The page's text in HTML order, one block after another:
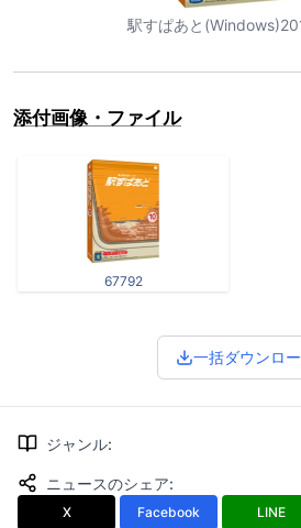
駅すぱあと
添付画像・ファイル
67792
一括ダウンロ
ジャンル:
ニュースのシェア:
X Facebook LINE